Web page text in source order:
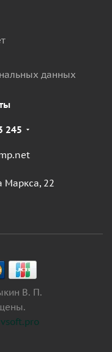
данных
245
Маркса, 22
В. П.
vsoft.pro